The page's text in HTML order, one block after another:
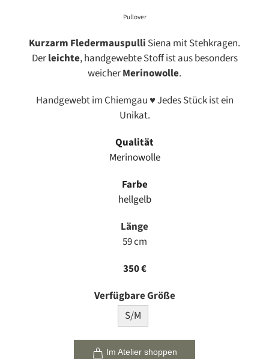
Pullover
Kurzarm Fledermauspulli Siena mit Stehkragen.
Derleichte, handgewebte Stoff ist aus besonders
weicherMerinowolle.
Handgewebt im Chiemgau ♥ Jedes Stück ist ein
Unikat.
Qualität
Merinowolle
Farbe
hellgelb
Länge
59 cm
350 €
Verfügbare Größe
S/M
Im Atelier shoppen